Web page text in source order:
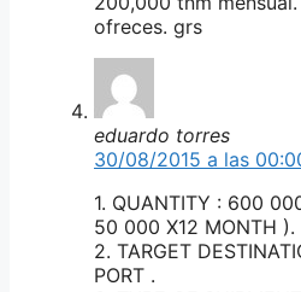
ofreces. grs
eduardo torres
30/08/2015 a las
1. QUANTITY : 600
50 000 X12 MONTH ).
2. TARGET
PORT .